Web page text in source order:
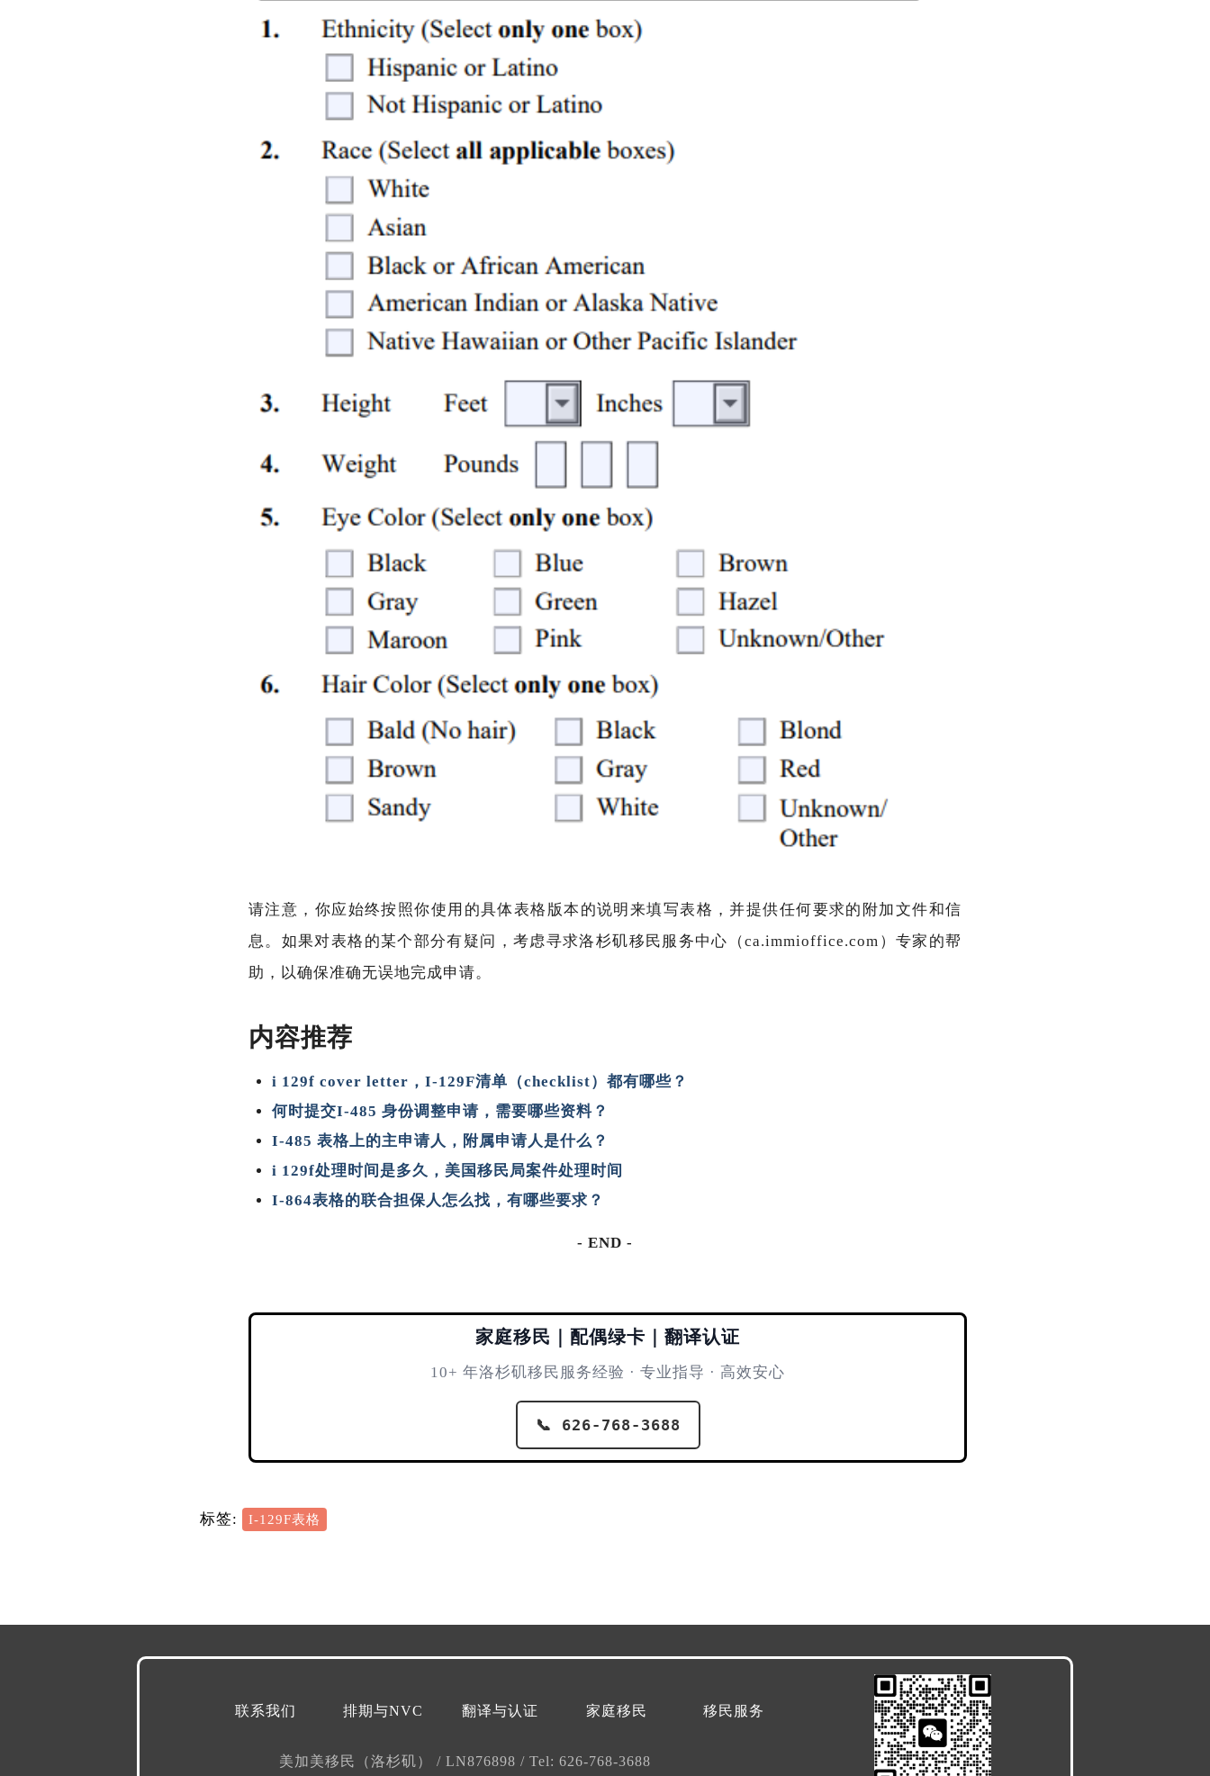
请注意，你应始终按照你使用的具体表格版本的说明来填写表格，并提供任何要求的附加文件和信
息。如果对表格的某个部分有疑问，考虑寻求洛杉矶移民服务中心（ca.immioffice.com）专家的帮
助，以确保准确无误地完成申请。
内容推荐
i 129f cover letter，I-129F清单（checklist）都有哪些？
何时提交I-485 身份调整申请，需要哪些资料？
I-485 表格上的主申请人，附属申请人是什么？
i 129f处理时间是多久，美国移民局案件处理时间
I-864表格的联合担保人怎么找，有哪些要求？
- END -
家庭移民｜配偶绿卡｜翻译认证
10+ 年洛杉矶移民服务经验 · 专业指导 · 高效安心
📞 626-768-3688
标签: I-129F表格
移民服务
家庭移民
翻译与认证
排期与NVC
联系我们
美加美移民（洛杉矶） / LN876898 / Tel: 626-768-3688